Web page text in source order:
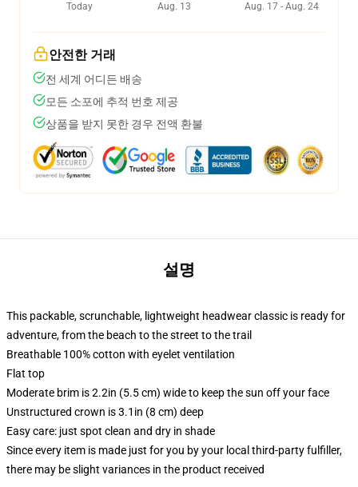
Today
Aug. 13
Aug. 17 - Aug. 24
안전한 거래
전 세계 어디든 배송
모든 소포에 추적 번호 제공
상품을 받지 못한 경우 전액 환불
설명
This packable, scrunchable, lightweight headwear classic is ready for
adventure, from the beach to the street to the trail
Breathable 100% cotton with eyelet ventilation
Flat top
Moderate brim is 2.2in (5.5 cm) wide to keep the sun off your face
Unstructured crown is 3.1in (8 cm) deep
Easy care: just spot clean and dry in shade
Since every item is made just for you by your local third-party fulfiller,
there may be slight variances in the product received